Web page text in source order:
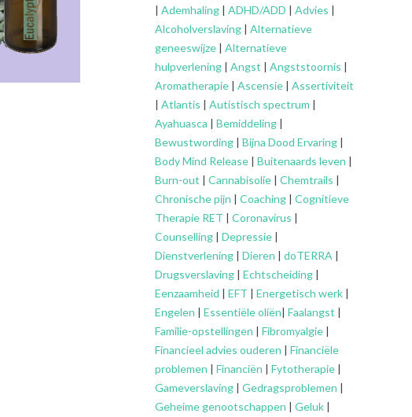
| Ademhaling | ADHD/ADD | Advies |
Alcoholverslaving | Alternatieve
geneeswijze | Alternatieve
hulpverlening | Angst | Angststoornis |
Aromatherapie | Ascensie | Assertiviteit
| Atlantis | Autistisch spectrum |
Ayahuasca | Bemiddeling |
Bewustwording | Bijna Dood Ervaring |
Body Mind Release | Buitenaards leven |
Burn-out | Cannabisolie | Chemtrails |
Chronische pijn | Coaching | Cognitieve
Therapie RET | Coronavirus |
Counselling | Depressie |
Dienstverlening | Dieren | doTERRA |
Drugsverslaving | Echtscheiding |
Eenzaamheid | EFT | Energetisch werk |
Engelen | Essentiële oliën| Faalangst |
Familie-opstellingen | Fibromyalgie |
Financieel advies ouderen | Financiële
problemen | Financiën | Fytotherapie |
Gameverslaving | Gedragsproblemen |
Geheime genootschappen | Geluk |